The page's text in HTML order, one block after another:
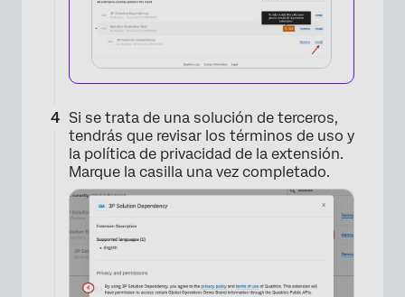
Si se trata de una solución de terceros,
tendrás que revisar los términos de uso y
la política de privacidad de la extensión.
Marque la casilla una vez completado.